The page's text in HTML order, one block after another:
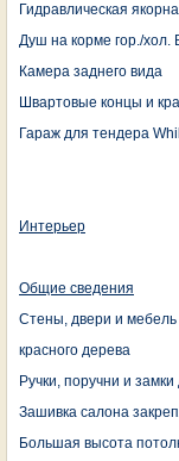
Гидравлическая
Душ на корме гор./хол.
Камера заднего вида
Швартовые концы и
Гараж для тендера
Интерьер
Общие сведения
Стены, двери и
красного дерева
Ручки, поручни и
Зашивка салона
Большая высота